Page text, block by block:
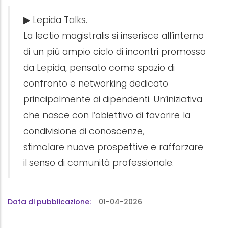
▶ Lepida Talks.
La lectio magistralis si inserisce all’interno
di un più ampio ciclo di incontri promosso
da Lepida, pensato come spazio di
confronto e networking dedicato
principalmente ai dipendenti. Un’iniziativa
che nasce con l’obiettivo di favorire la
condivisione di conoscenze,
stimolare nuove prospettive e rafforzare
il senso di comunità professionale.
Data di pubblicazione 01-04-2026